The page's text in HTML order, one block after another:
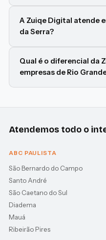
A Zuiqe Digital atende
da Serra?
Qual é o diferencial da
empresas de Rio
Atendemos todo o
ABC PAULISTA
São Bernardo do Campo
Santo André
São Caetano do Sul
Diadema
Mauá
Ribeirão Pires